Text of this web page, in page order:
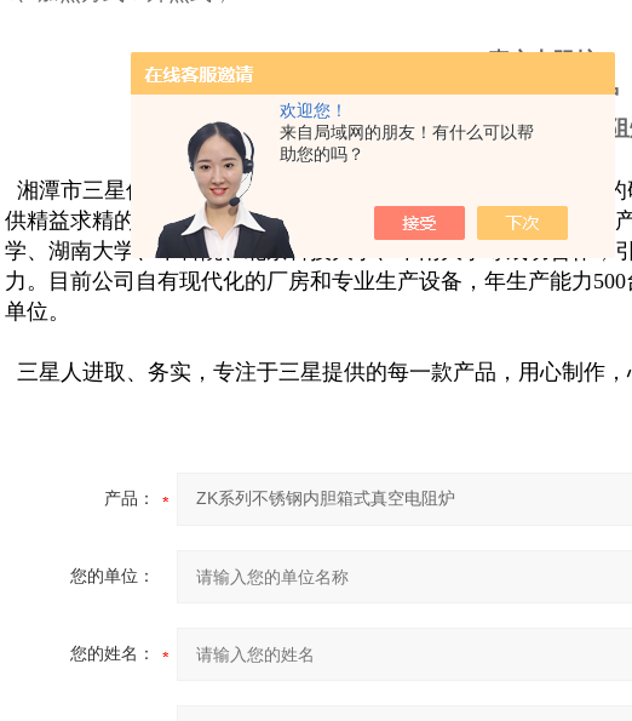
欢迎您！
来自局域网的朋友！有什么可以帮
助您的吗？
箱式真空电阻炉
不锈钢内胆真空电
湘潭市三星仪器有限公司紧盯科技发展前沿，致力于实验设备
供精益求精的产品，以赢得用户青睐。产品多次获湖南省优秀新
学、湖南大学、中科院、北京科技大学、中南大学等成功合作，
力。目前公司自有现代化的厂房和专业生产设备，年生产能力
单位。
三星人进取、务实，专注于三星提供的每一款产品，用心制作
产品：
您的单位：
您的姓名：